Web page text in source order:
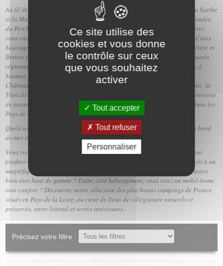
Au fil de la Loire et de l'océan Atlantique, via Nantes, vous rejoignez la Sarthe
et la Mayenne, se réunissant dans la douce Angers. Entre collines de Vendée,
du Perche et du massif armoricain, vos vacances dans les Pays de la Loire,
vous entraînent vers les îles d'Yeu et de Noirmoutier, ainsi que vers les Côtes
Sauvage, de Jade et de Lumière. Les Marais Breton, Poitevin et de la Brière et
Breton réservent de belles surprises, notamment à travers les
parcs naturels
régionaux
,. Cultivez un certain art de vivre lors de vos visites au Mans, à
Saumur, Cholet, Laval, Saint-Nazaire, La Roche-sur-Yon, ou encore à
Châteaubriant. Enfin, les stations balnéaires comme les Sables d’Olonne, la
Tranche-sur-Mer ou Saint-Jean-de-Monts, ainsi que le Puy du Fou, permettent
de passer du bon temps en famille, pendant vos vacances en camping dans les
Pays de la Loire.
Quels sont les meilleurs campings 4 ou 5 étoiles en Pays de la Loire, en bord
de mer ou avec un parc aquatique ?
Vous recherchez un camping de luxe avec un accès direct à la plage pour
profiter du bord de mer, les pieds dans l'eau ? Vous souhaitez avoir accès à un
magnifique parcs aquatiques, ses toboggans aquatiques et même un espace
bien-être haut de gamme ? Enfin, côté hébergement, vous visez un mobil-home
tout confort ? Découvrez notre sélection des plus beaux campings de France
situés en Pays de la Loire, au cœur de lieux de villégiature naturels et
préservés, entre littoral et terres intérieures..
Précisez votre filtre :
Ce site utilise des
cookies et vous donne
le contrôle sur ceux
que vous souhaitez
activer
Tout accepter
Tout refuser
Personnaliser